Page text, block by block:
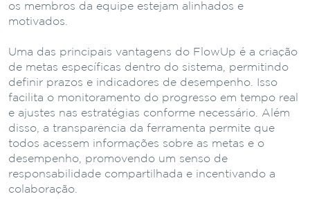
os membros da equipe estejam alinhados e
motivados.
Uma das principais vantagens do FlowUp é a criação
de metas específicas dentro do sistema, permitindo
definir prazos e indicadores de desempenho. Isso
facilita o monitoramento do progresso em tempo real
e ajustes nas estratégias conforme necessário. Além
disso, a transparência da ferramenta permite que
todos acessem informações sobre as metas e o
desempenho, promovendo um senso de
responsabilidade compartilhada e incentivando a
colaboração.